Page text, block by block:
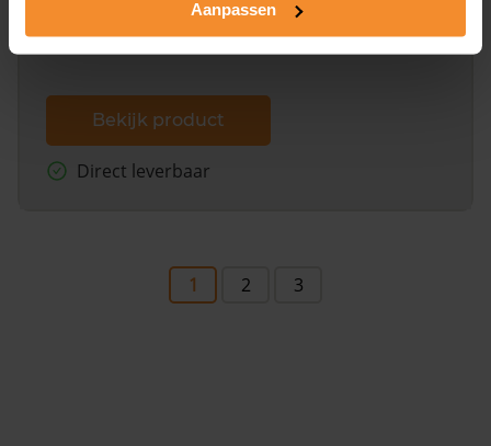
Aanpassen
dit inclusief de luchtfoto!
Bekijk product
Direct leverbaar
1 2 3